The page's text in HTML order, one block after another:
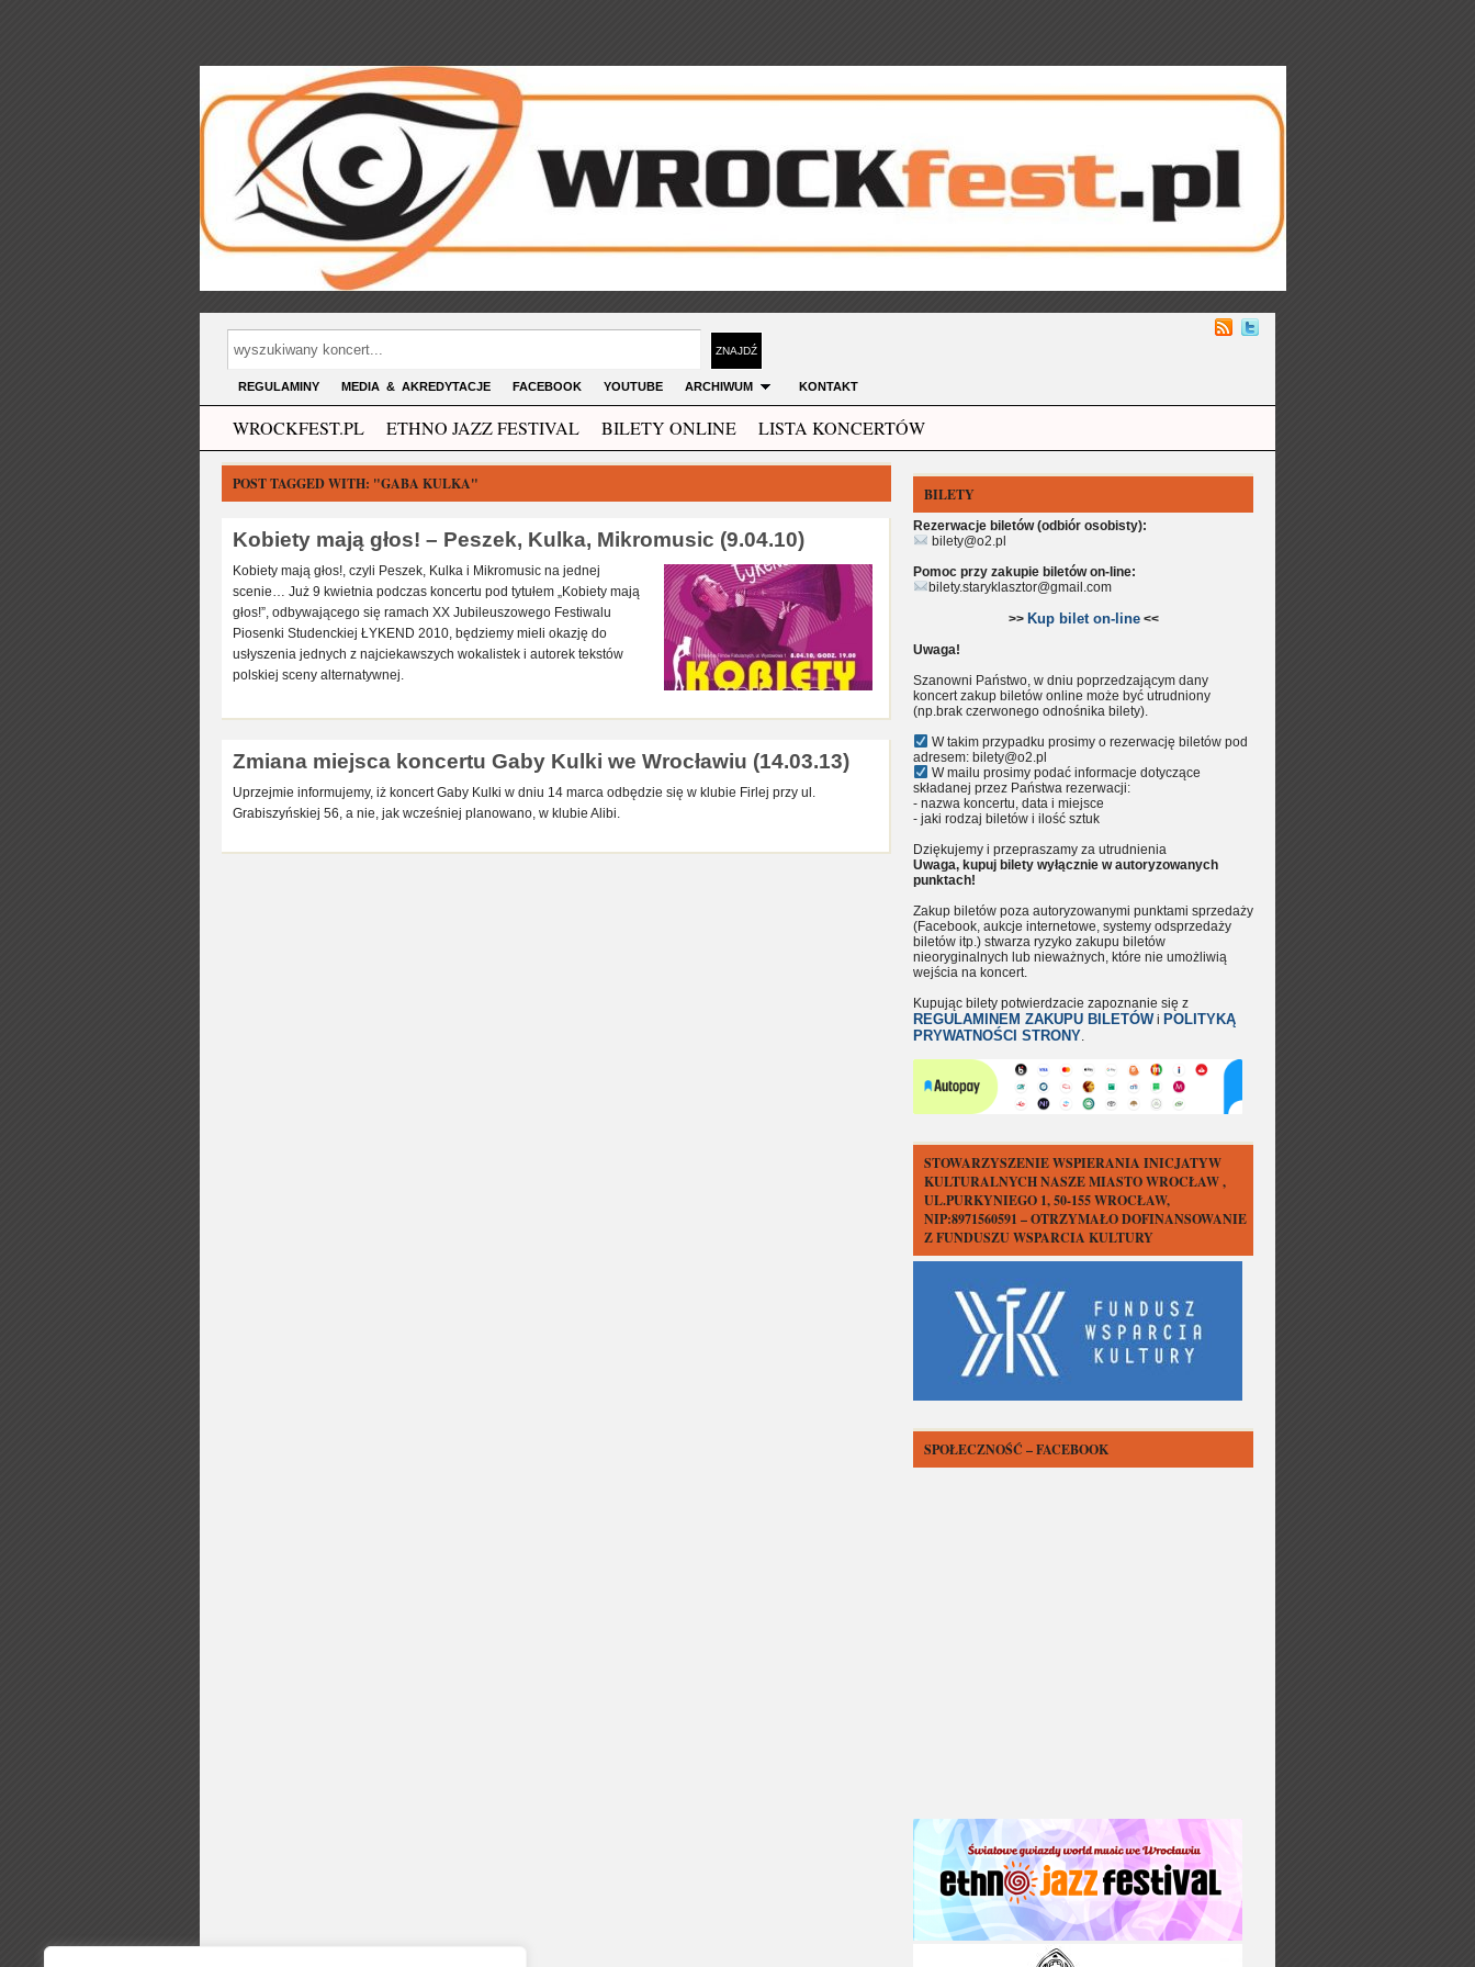
REGULAMINY MEDIA & AKREDYTACJE FACEBOOK YOUTUBE ARCHIWUM KONTAKT
WROCKFEST.PL ETHNO JAZZ FESTIVAL BILETY ONLINE LISTA KONCERTÓW
BILETY
Rezerwacje biletów (odbiór osobisty):
bilety@o2.pl
Pomoc przy zakupie biletów on-line:
bilety.staryklasztor@gmail.com
>> Kup bilet on-line<<
Uwaga!
Szanowni Państwo, w dniu poprzedzającym dany
koncert zakup biletów online może być utrudniony
(np.brak czerwonego odnośnika bilety).
W takim przypadku prosimy o rezerwację biletów pod
adresem: bilety@o2.pl
W mailu prosimy podać informacje dotyczące
składanej przez Państwa rezerwacji:
- nazwa koncertu, data i miejsce
- jaki rodzaj biletów i ilość sztuk
Dziękujemy i przepraszamy za utrudnienia
Uwaga, kupuj bilety wyłącznie w autoryzowanych
punktach!
Zakup biletów poza autoryzowanymi punktami sprzedaży
(Facebook, aukcje internetowe, systemy odsprzedaży
biletów itp.) stwarza ryzyko zakupu biletów
nieoryginalnych lub nieważnych, które nie umożliwią
wejścia na koncert.
Kupując bilety potwierdzacie zapoznanie się z
REGULAMINEM ZAKUPU BILETÓW i POLITYKĄ
PRYWATNOŚCI STRONY.
STOWARZYSZENIE WSPIERANIA INICJATYW
KULTURALNYCH NASZE MIASTO WROCŁAW ,
UL.PURKYNIEGO 1, 50-155 WROCŁAW,
NIP:8971560591 – OTRZYMAŁO DOFINANSOWANIE
Z FUNDUSZU WSPARCIA KULTURY
SPOŁECZNOŚĆ – FACEBOOK
POST TAGGED WITH: "GABA KULKA"
Kobiety mają głos! – Peszek, Kulka, Mikromusic (9.04.10)
Kobiety mają głos!, czyli Peszek, Kulka i Mikromusic na jednej
scenie… Już 9 kwietnia podczas koncertu pod tytułem „Kobiety mają
głos!”, odbywającego się ramach XX Jubileuszowego Festiwalu
Piosenki Studenckiej ŁYKEND 2010, będziemy mieli okazję do
usłyszenia jednych z najciekawszych wokalistek i autorek tekstów
polskiej sceny alternatywnej.
Zmiana miejsca koncertu Gaby Kulki we Wrocławiu (14.03.13)
Uprzejmie informujemy, iż koncert Gaby Kulki w dniu 14 marca odbędzie się w klubie Firlej przy ul.
Grabiszyńskiej 56, a nie, jak wcześniej planowano, w klubie Alibi.